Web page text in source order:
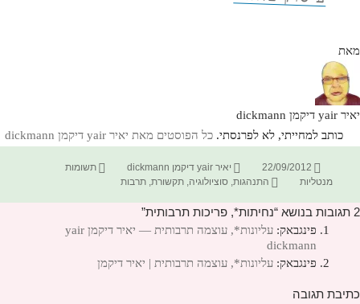
מאת
יאיר yair דיקמן dickmann
כותב למחייתי, לא לפרנסתי. כל הפוסטים מאת יאיר yair דיקמן dickmann‏
פורסם
בתאריך
22/09/2012 מחבר
יאיר yair דיקמן dickmann קטגוריות
תשומות
מנטליות
תגיות
התנהגות,סוציולוגיה,תקשורת,תרבות
2 תגובות בנושא “נחיתות*, פריכות תרבותית”
פינגבאק:
עליונות*, עוצמה תרבותית — יאיר דיקמן yair
dickmann
פינגבאק:עליונות*, עוצמה תרבותית | יאיר דיקמן
כתיבת תגובה